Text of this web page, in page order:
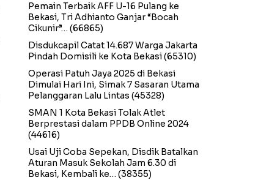
Pemain Terbaik AFF U-16 Pulang ke
Bekasi, Tri Adhianto Ganjar “Bocah
Cikunir”… (66865)
Disdukcapil Catat 14.687 Warga Jakarta
Pindah Domisili ke Kota Bekasi(65310)
Operasi Patuh Jaya 2025 di Bekasi
Dimulai Hari Ini, Simak 7 Sasaran Utama
Pelanggaran Lalu Lintas (45328)
SMAN 1 Kota Bekasi Tolak Atlet
Berprestasi dalam PPDB Online 2024
(44616)
Usai Uji Coba Sepekan, Disdik Batalkan
Aturan Masuk Sekolah Jam 6.30 di
Bekasi, Kembali ke… (38355)